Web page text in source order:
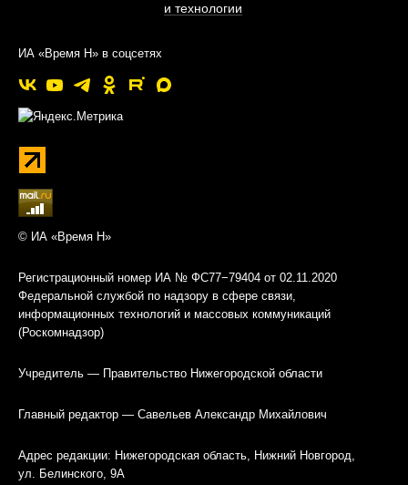
и технологии
ИА «Время Н» в соцсетях
© ИА «Время Н»
Регистрационный номер ИА № ФС77−79404 от 02.11.2020
Федеральной службой по надзору в сфере связи,
информационных технологий и массовых коммуникаций
(Роскомнадзор)
Учредитель — Правительство Нижегородской области
Главный редактор — Савельев Александр Михайлович
Адрес редакции: Нижегородская область, Нижний Новгород,
ул. Белинского, 9А